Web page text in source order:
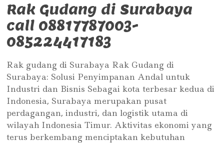
Rak Gudang di Surabaya
call 08817787003-
085224417183
Rak gudang di Surabaya Rak Gudang di
Surabaya: Solusi Penyimpanan Andal untuk
Industri dan Bisnis Sebagai kota terbesar kedua di
Indonesia, Surabaya merupakan pusat
perdagangan, industri, dan logistik utama di
wilayah Indonesia Timur. Aktivitas ekonomi yang
terus berkembang menciptakan kebutuhan